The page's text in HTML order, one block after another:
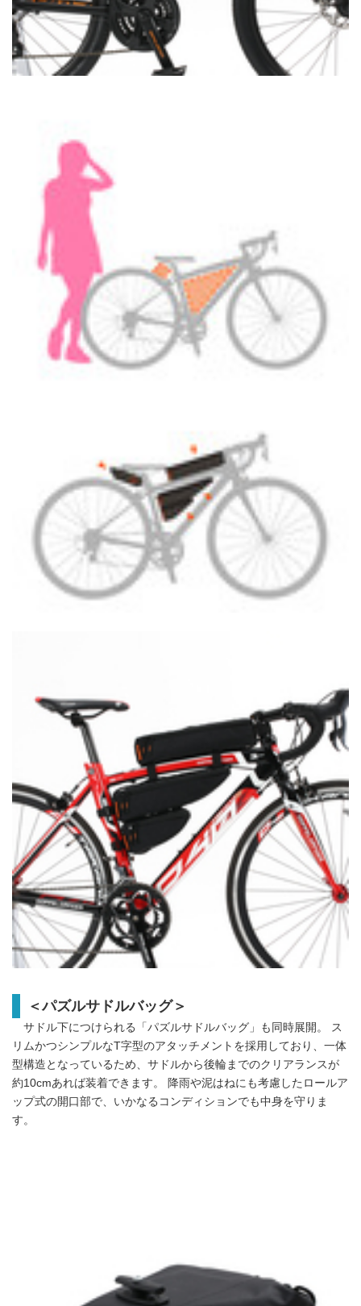
＜パズルサドルバッグ＞
サドル下につけられる「パズルサドルバッグ」も同時展開。 ス
リムかつシンプルなT字型のアタッチメントを採用しており、一体
型構造となっているため、サドルから後輪までのクリアランスが
約10cmあれば装着できます。 降雨や泥はねにも考慮したロールア
ップ式の開口部で、いかなるコンディションでも中身を守りま
す。